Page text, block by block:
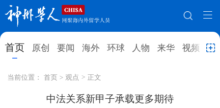
首页 原创 要闻 海外 环球 人物 来华 视频 教
网站地图
首页 原创
人物 来华
当前位置： 首页 > 观点 > 正文
中法关系新甲子承载更多期待